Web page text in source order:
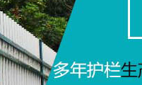
河南市政道路护栏
河南百叶窗
河南PVC护栏